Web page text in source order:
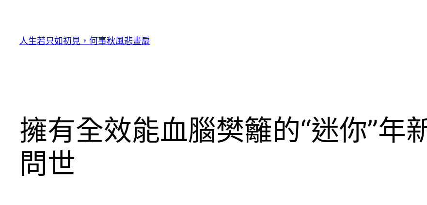
人生若只如初見，何事秋風悲畫扇
擁有全效能血腦樊籬的“迷你”年
問世